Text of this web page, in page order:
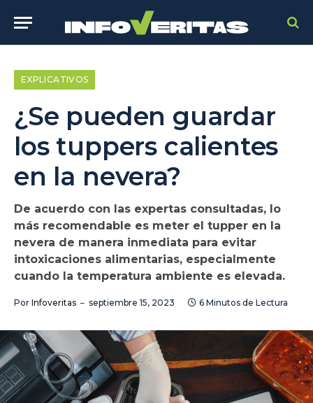
EXPLICATIVOS
¿Se pueden guardar
los tuppers calientes
en la nevera?
De acuerdo con las expertas consultadas, lo
más recomendable es meter el tupper en la
nevera de manera inmediata para evitar
intoxicaciones alimentarias, especialmente
cuando la temperatura ambiente es elevada.
Por Infoveritas septiembre 15, 2023 6 Minutos de Lectura